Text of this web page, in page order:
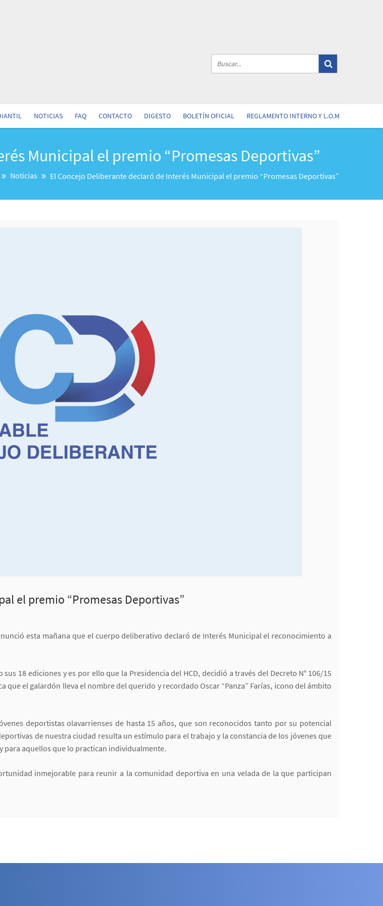
NOTICIAS FAQ CONTACTO DIGESTO BOLETÍN OFICIAL REGLAMENTO INTERNO Y L.O.M
Municipal el premio “Promesas Deportivas”
Noticias El Concejo Deliberante declaró de Interés Municipal el premio “Promesas Deportivas”
el premio “Promesas Deportivas”
esta mañana que el cuerpo deliberativo declaró de Interés Municipal el reconocimiento a
18 ediciones y es por ello que la Presidencia del HCD, decidió a través del Decreto N° 106/15
que el galardón lleva el nombre del querido y recordado Oscar “Panza” Farías, icono del ámbito
deportistas olavarrienses de hasta 15 años, que son reconocidos tanto por su potencial
de nuestra ciudad resulta un estímulo para el trabajo y la constancia de los jóvenes que
para aquellos que lo practican individualmente.
inmejorable para reunir a la comunidad deportiva en una velada de la que participan